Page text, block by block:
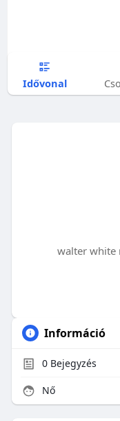
Idővonal
walter white
Információ
0Bejegyzés
Nő